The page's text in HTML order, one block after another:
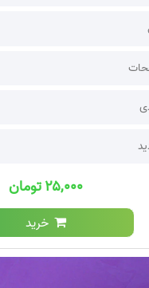
۲۵,۰۰۰ تومان
خرید